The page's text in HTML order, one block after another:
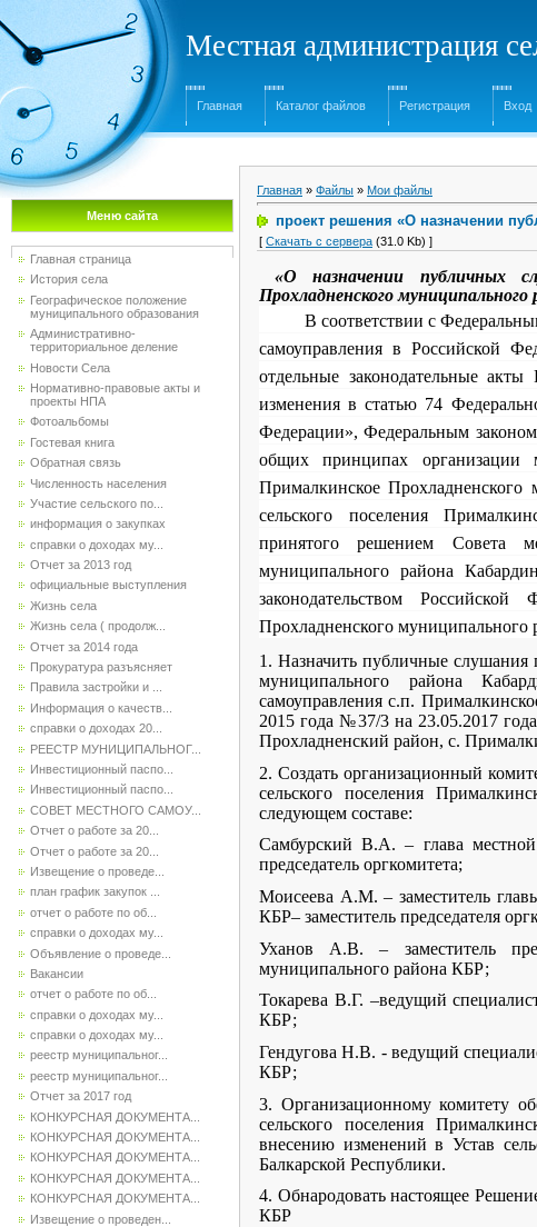
Местная администрация
Главная Каталог файлов Регистрация Вход
Меню сайта
Главная страница
История села
Географическое положение
муниципального образования
Административно-
территориальное деление
Новости Села
Нормативно-правовые акты и
проекты НПА
Фотоальбомы
Гостевая книга
Обратная связь
Численность населения
Участие сельского по...
информация о закупках
справки о доходах му...
Отчет за 2013 год
официальные выступления
Жизнь села
Жизнь села ( продолж...
Отчет за 2014 года
Прокуратура разъясняет
Правила застройки и ...
Информация о качеств...
справки о доходах 20...
РЕЕСТР МУНИЦИПАЛЬНОГ...
Инвестиционный паспо...
Инвестиционный паспо...
СОВЕТ МЕСТНОГО САМОУ...
Отчет о работе за 20...
Отчет о работе за 20...
Извещение о проведе...
план график закупок ...
отчет о работе по об...
справки о доходах му...
Объявление о проведе...
Вакансии
отчет о работе по об...
справки о доходах му...
справки о доходах му...
реестр муниципальног...
реестр муниципальног...
Отчет за 2017 год
КОНКУРСНАЯ ДОКУМЕНТА...
КОНКУРСНАЯ ДОКУМЕНТА...
КОНКУРСНАЯ ДОКУМЕНТА...
КОНКУРСНАЯ ДОКУМЕНТА...
КОНКУРСНАЯ ДОКУМЕНТА...
Извещение о проведен...
Главная » Файлы » Мои файлы
проект решения «О назначении
[ Скачать с сервера (31.0 Kb) ]
«О назначении публичных
Прохладненского
В соответствии с Федеральным
самоуправления в Российской
отдельные законодательные
изменения в статью 74
Федерации», Федеральным
общих принципах организации
Прималкинское Прохладненского
сельского поселения
принятого решением Совета
муниципального района
законодательством
Прохладненского муниципального
1. Назначить публичные слушания
муниципального района
самоуправления с.п.
2015 года №37/3 на 23.05.2017
Прохладненский район, с.
2. Создать организационный
сельского поселения
следующем составе:
Самбурский В.А. – глава
председатель оргкомитета;
Моисеева А.М. – заместитель
КБР– заместитель председателя
Уханов А.В. – заместитель
муниципального района КБР;
Токарева В.Г. –ведущий
КБР;
Гендугова Н.В. - ведущий
КБР;
3. Организационному комитету
сельского поселения
внесению изменений в Устав
Балкарской Республики.
4. Обнародовать настоящее
КБР